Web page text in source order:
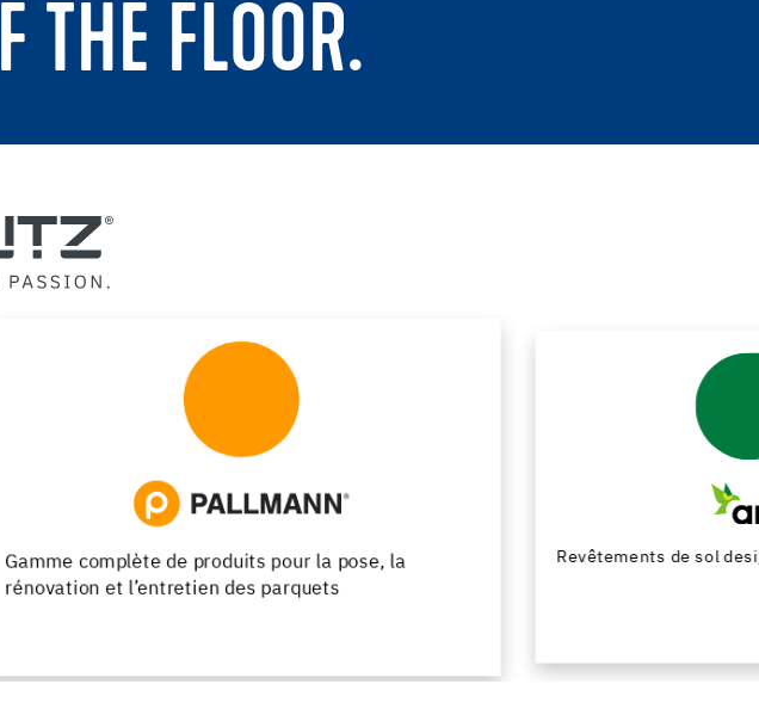
THE FLOOR.
la pose, la
Revêtements de sol design en résine